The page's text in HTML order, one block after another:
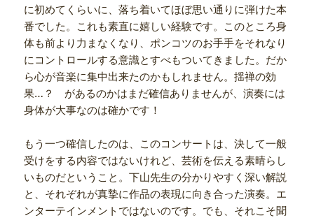
に初めてくらいに、落ち着いてほぼ思い通りに弾けた本
番でした。これも素直に嬉しい経験です。このところ身
体も前より力まなくなり、ポンコツのお手手をそれなり
にコントロールする意識とすべもついてきました。だか
ら心が音楽に集中出来たのかもしれません。揺禅の効
果…？ があるのかはまだ確信ありませんが、演奏には
身体が大事なのは確かです！
もう一つ確信したのは、このコンサートは、決して一般
受けをする内容ではないけれど、芸術を伝える素晴らし
いものだということ。下山先生の分かりやすく深い解説
と、それぞれが真摯に作品の表現に向き合った演奏。エ
ンターテインメントではないのです。でも、それこそ聞